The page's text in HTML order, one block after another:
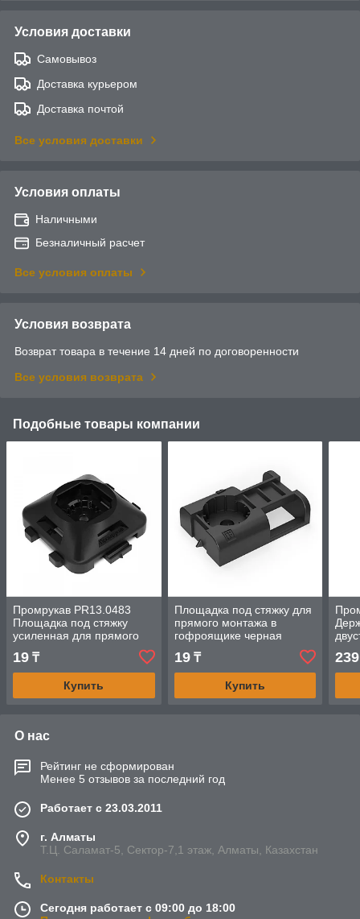
Условия доставки
Самовывоз
Доставка курьером
Доставка почтой
Все условия доставки
Условия оплаты
Наличными
Безналичный расчет
Все условия оплаты
Условия возврата
Возврат товара в течение 14 дней по договоренности
Все условия возврата
Подобные товары компании
Промрукав PR13.0483
Площадка под стяжку
усиленная для прямого
монтажа в гофроящике
черная 850 шт/кор
19 ₸
Купить
Площадка под стяжку для
прямого монтажа в
гофроящике черная
1900шт/кор Промрукав
19₸
Купить
шт/
239
О нас
Рейтинг не сформирован
Менее 5 отзывов за последний год
Работает с 23.03.2011
г. Алматы
Т.Ц. Саламат-5, Cектор-7,1 этаж, Алматы, Казахстан
Контакты
Сегодня работает с 09:00 до 18:00